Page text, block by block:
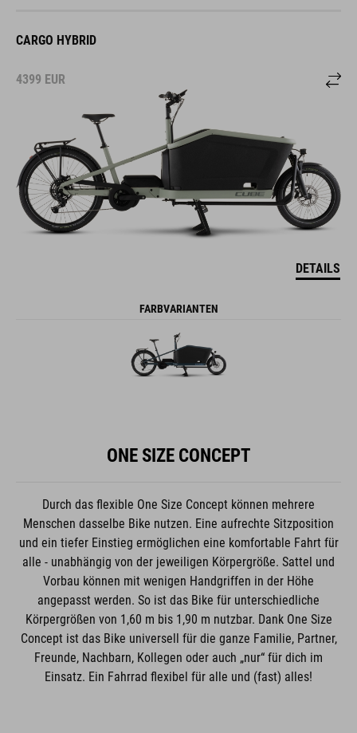
CARGO HYBRID
4399 EUR
DETAILS
FARBVARIANTEN
ONE SIZE CONCEPT
Durch das flexible One Size Concept können mehrere
Menschen dasselbe Bike nutzen. Eine aufrechte Sitzposition
und ein tiefer Einstieg ermöglichen eine komfortable Fahrt für
alle - unabhängig von der jeweiligen Körpergröße. Sattel und
Vorbau können mit wenigen Handgriffen in der Höhe
angepasst werden. So ist das Bike für unterschiedliche
Körpergrößen von 1,60 m bis 1,90 m nutzbar. Dank One Size
Concept ist das Bike universell für die ganze Familie, Partner,
Freunde, Nachbarn, Kollegen oder auch „nur“ für dich im
Einsatz. Ein Fahrrad flexibel für alle und (fast) alles!